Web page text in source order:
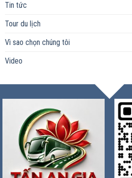
Tin tức
Tour du lịch
Vì sao chọn chúng tôi
Video